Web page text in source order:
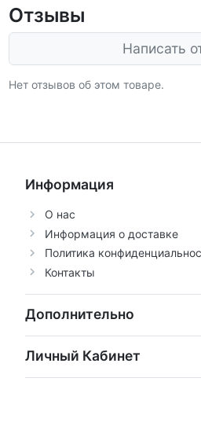
Отзывы
Написать
Нет отзывов об этом товаре.
Информация
О нас
Информация о доставке
Политика
Контакты
Дополнительно
Личный Кабинет